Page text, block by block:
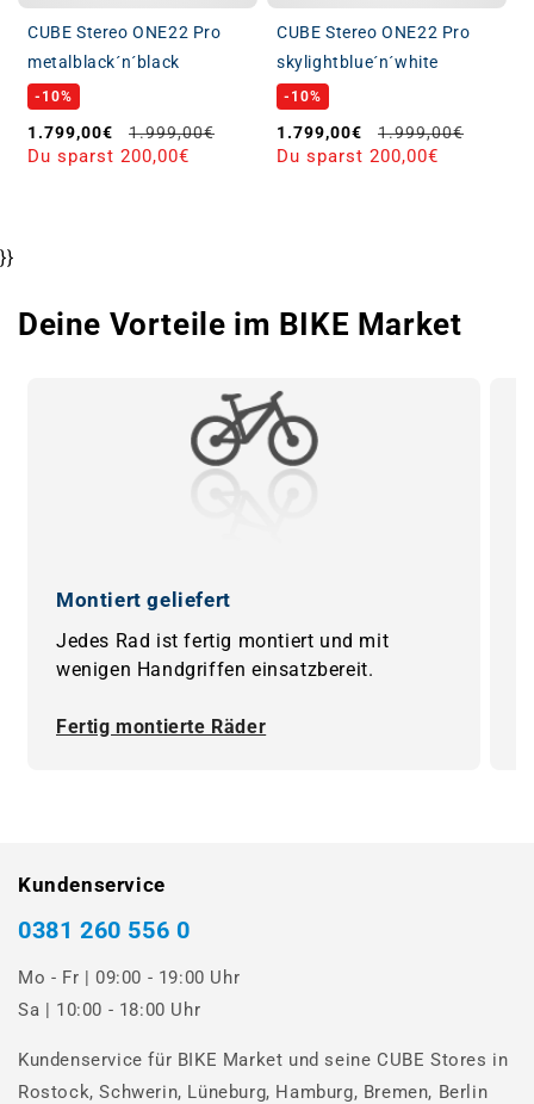
CUBE Stereo ONE22 Pro
metalblack´n´black
-10%
Verkaufspreis
1.799,00€ Normaler Preis
1.999,00€
Du sparst 200,00€
CUBE Stereo ONE22 Pro
skylightblue´n´white
-10%
Verkaufspreis
1.799,00€ Normaler Preis
1.999,00€
Du sparst 200,00€
}}
Deine Vorteile im BIKE Market
Montiert geliefert
Jedes Rad ist fertig montiert und mit
wenigen Handgriffen einsatzbereit.
Fertig montierte Räder
Kundenservice
0381 260 556 0
Mo - Fr | 09:00 - 19:00 Uhr
Sa | 10:00 - 18:00 Uhr
Kundenservice für BIKE Market und seine CUBE Stores in
Rostock, Schwerin, Lüneburg, Hamburg, Bremen, Berlin